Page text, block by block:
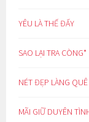
YÊU LÀ THẾ ĐẤY
SAO LẠI TRA CÒNG*
NÉT ĐẸP LÀNG QUÊ
MÃI GIỮ DUYÊN